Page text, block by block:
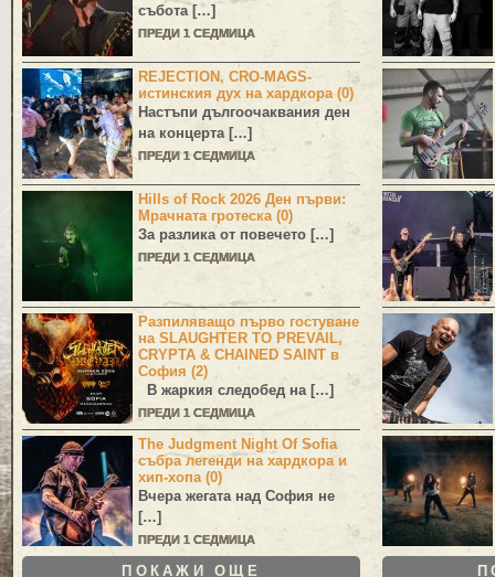
събота […]
ПРЕДИ 1 СЕДМИЦА
REJECTION, CRO-MAGS-
истинския дух на хардкора (0)
Настъпи дългоочаквания ден
на концерта […]
ПРЕДИ 1 СЕДМИЦА
Hills of Rock 2026 Ден първи:
Мрачната гротеска (0)
За разлика от повечето […]
ПРЕДИ 1 СЕДМИЦА
Разпиляващо първо гостуване
на SLAUGHTER TO PREVAIL,
CRYPTA & CHAINED SAINT в
София (2)
В жаркия следобед на […]
ПРЕДИ 1 СЕДМИЦА
The Judgment Night Of Sofia
събра легенди на хардкора и
хип-хопа (0)
Вчера жегата над София не
[…]
ПРЕДИ 1 СЕДМИЦА
ПОКАЖИ ОЩЕ